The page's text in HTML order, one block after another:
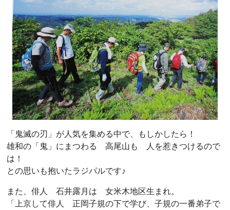
「鬼滅の刃」が人気を集める中で、もしかしたら！
雄和の「鬼」にまつわる 高尾山も 人を惹きつけるので
は！
との思いも抱いたラジパルです♪
また、俳人 石井露月は 女米木地区生まれ。
「上京して俳人 正岡子規の下で学び、子規の一番弟子で